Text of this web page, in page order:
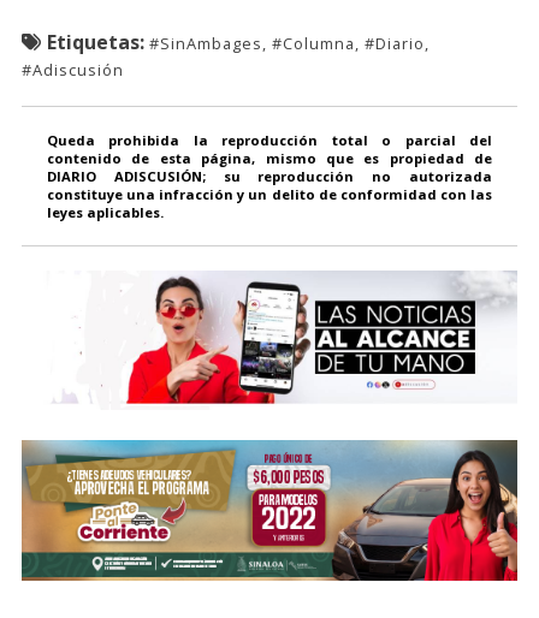
Etiquetas: #SinAmbages, #Columna, #Diario,
#Adiscusión
Queda prohibida la reproducción total o parcial del
contenido de esta página, mismo que es propiedad de
DIARIO ADISCUSIÓN; su reproducción no autorizada
constituye una infracción y un delito de conformidad con las
leyes aplicables.